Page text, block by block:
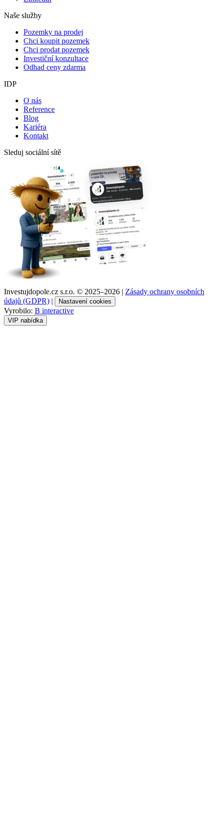
Naše služby
Pozemky na prodej
Chci koupit pozemek
Chci prodat pozemek
Investiční konzultace
Odhad ceny zdarma
IDP
O nás
Reference
Blog
Kariéra
Kontakt
Sleduj sociální sítě
Investujdopole.cz s.r.o. © 2025–2026 | Zásady ochrany osobních
údajů (GDPR) | Nastavení cookies
Vyrobilo: B interactive
VIP nabídka